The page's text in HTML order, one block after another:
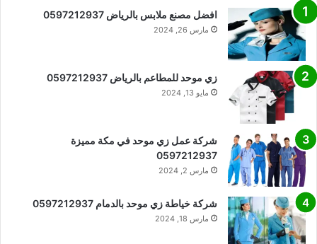
افضل مصنع ملابس بالرياض 0597212937
مارس 26, 2024
زي موحد للمطاعم بالرياض 0597212937
مايو 13, 2024
شركة عمل زي موحد في مكة مميزة
0597212937
مارس 2, 2024
شركة خياطة زي موحد بالدمام 0597212937
مارس 18, 2024